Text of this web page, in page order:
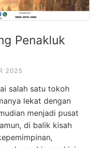
Penakluk
2025
salah satu tokoh
lekat dengan
menjadi pusat
di balik kisah